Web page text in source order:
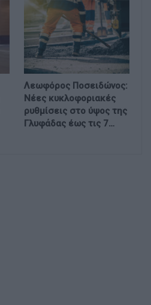
Λεωφόρος Ποσειδώνος:
Νέες κυκλοφοριακές
ρυθμίσεις στο ύψος της
Γλυφάδας έως τις 7…